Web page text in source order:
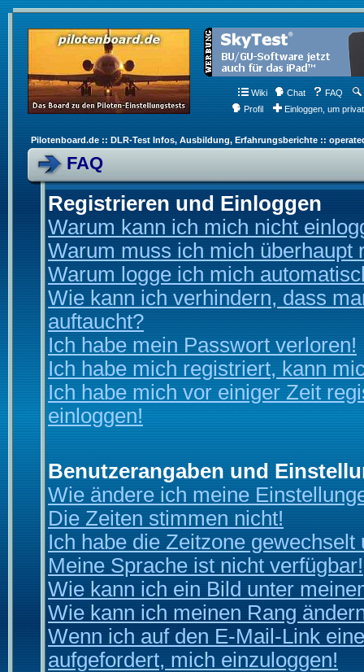
Wiki Chat FAQ
Profil
Einloggen, um
Pilotenboard.de :: DLR-Test Infos, Ausbildung, Erfahrungsberichte ::
FAQ
Registrieren und Einloggen
Warum kann ich mich nicht
Warum muss ich mich überhaupt
Warum logge ich mich
Wie kann ich verhindern, dass
auftaucht?
Ich habe mein Passwort verloren!
Ich habe mich registriert, kann
Ich habe mich vor einiger Zeit
einloggen!
Benutzerangaben und
Wie ändere ich meine
Die Zeiten stimmen nicht!
Ich habe die Zeitzone
Meine Sprache ist nicht verfügbar!
Wie kann ich ein Bild unter
Wie kann ich meinen Rang
Wenn ich auf den E-Mail-Link
aufgefordert, mich einzuloggen!